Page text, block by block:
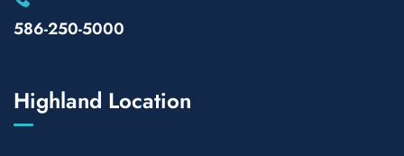
586-250-5000
Highland Location